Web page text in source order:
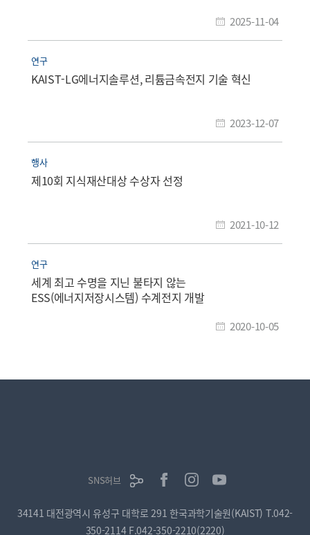
2025-11-04
연구
KAIST-LG에너지솔루션, 리튬금속전지 기술 혁신
2023-12-07
행사
제10회 지식재산대상 수상자 선정
2021-10-12
연구
세계 최고 수명을 지닌 불타지 않는
ESS(에너지저장시스템) 수계전지 개발
2020-10-05
SNS허브
34141 대전광역시 유성구 대학로 291 한국과학기술원(KAIST) T.042-
350-2114 F.042-350-2210(2220)